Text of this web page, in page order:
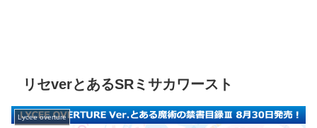
リセverとあるSRミサカワースト
Lycee overture